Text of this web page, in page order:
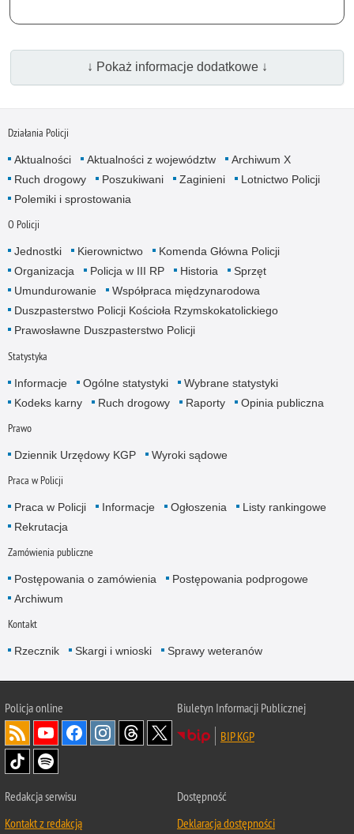
↓ Pokaż informacje dodatkowe ↓
Działania Policji
Aktualności Aktualności z województw
Archiwum X
Ruch drogowy
Poszukiwani Zaginieni
Lotnictwo Policji
Polemiki i sprostowania
O Policji
Jednostki Kierownictwo
Komenda Główna Policji
Organizacja
Policja w III RP Historia
Sprzęt
Umundurowanie
Współpraca międzynarodowa
Duszpasterstwo Policji Kościoła Rzymskokatolickiego
Prawosławne Duszpasterstwo Policji
Statystyka
Informacje Ogólne statystyki
Wybrane statystyki
Kodeks karny
Ruch drogowy Raporty Opinia publiczna
Prawo
Dziennik Urzędowy KGP Wyroki sądowe
Praca w Policji
Praca w Policji Informacje Ogłoszenia
Listy rankingowe
Rekrutacja
Zamówienia publiczne
Postępowania o zamówienia
Postępowania podprogowe
Archiwum
Kontakt
Rzecznik Skargi i wnioski Sprawy weteranów
Policjaonline
Biuletyn Informacji Publicznej
BIP KGP
Redakcja serwisu
Kontakt z redakcją
Dostępność
Deklaracja dostępności